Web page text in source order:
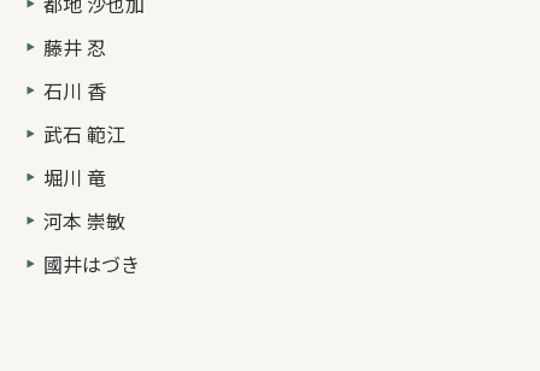
藤井 忍
石川 香
武石 範江
堀川 竜
河本 崇敏
國井はづき